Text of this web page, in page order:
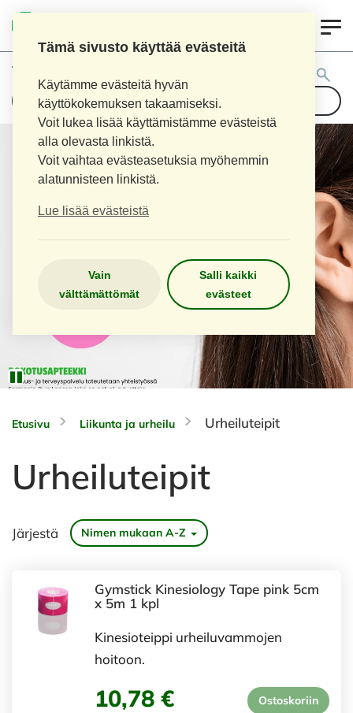
Tämä sivusto käyttää evästeitä
Käytämme evästeitä hyvän
käyttökokemuksen takaamiseksi.
Voit lukea lisää käyttämistämme evästeistä
alla olevasta linkistä.
Voit vaihtaa evästeasetuksia myöhemmin
alatunnisteen linkistä.
Lue lisää evästeistä
Vain
välttämättömät
Salli kaikki
evästeet
Tuotehaku:
Etusivu Liikunta ja urheilu Urheiluteipit
Urheiluteipit
Järjestä Nimen mukaan A-Z
Gymstick Kinesiology Tape pink 5cm
x 5m 1 kpl
Kinesioteippi urheiluvammojen
hoitoon.
10,78 € Ostoskoriin